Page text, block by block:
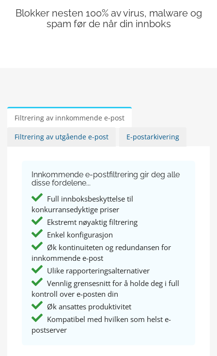
Blokker nesten 100% av virus, malware og
spam før de når din innboks
Filtrering av innkommende e-post
Filtrering av utgående e-post E-postarkivering
Innkommende e-postfiltrering gir deg alle
disse fordelene...
Full innboksbeskyttelse til
konkurransedyktige priser
Ekstremt nøyaktig filtrering
Enkel konfigurasjon
Øk kontinuiteten og redundansen for
innkommende e-post
Ulike rapporteringsalternativer
Vennlig grensesnitt for å holde deg i full
kontroll over e-posten din
Øk ansattes produktivitet
Kompatibel med hvilken som helst e-
postserver